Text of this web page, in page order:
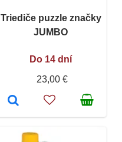
Triediče puzzle značky
JUMBO
Do 14 dní
23,00 €